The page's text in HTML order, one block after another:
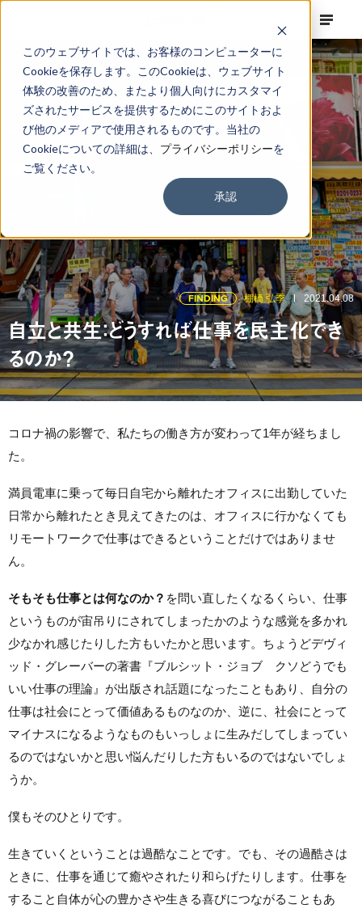
このウェブサイトでは、お客様のコンピューターに
Cookieを保存します。このCookieは、ウェブサイト
体験の改善のため、またより個人向けにカスタマイ
ズされたサービスを提供するためにこのサイトおよ
び他のメディアで使用されるものです。当社の
Cookieについての詳細は、 プライバシーポリシーを
ご覧ください。
承認
FINDING 棚橋 弘季 2021.04.08
自立と共生：どうすれば仕事を民主化でき
るのか？
コロナ禍の影響で、私たちの働き方が変わって1年が経ちまし
た。
満員電車に乗って毎日自宅から離れたオフィスに出勤していた
日常から離れたとき見えてきたのは、オフィスに行かなくても
リモートワークで仕事はできるということだけではありませ
ん。
そもそも仕事とは何なのか？ を問い直したくなるくらい、仕事
というものが宙吊りにされてしまったかのような感覚を多かれ
少なかれ感じたりした方もいたかと思います。ちょうどデヴィ
ッド・グレーバーの著書『ブルシット・ジョブ クソどうでも
いい仕事の理論』が出版され話題になったこともあり、自分の
仕事は社会にとって価値あるものなのか、逆に、社会にとって
マイナスになるようなものもいっしょに生みだしてしまってい
るのではないかと思い悩んだりした方もいるのではないでしょ
うか。
僕もそのひとりです。
生きていくということは過酷なことです。でも、その過酷さは
ときに、仕事を通じて癒やされたり和らげたりします。仕事を
すること自体が心の豊かさや生きる喜びにつながることもあ